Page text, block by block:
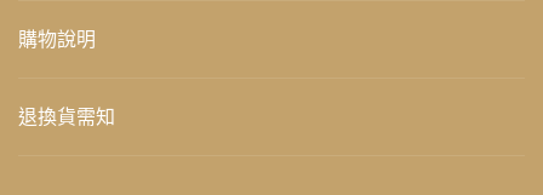
購物說明
退換貨需知